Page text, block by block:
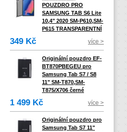
POUZDRO PRO
SAMSUNG TAB S6 Lite
10,4" 2020 SM-P610,SM-
P615 TRANSPARENTNÍ
349 Kč více >
Originální pouzdro EF-
BT870PBEGEU pro
Samsung Tab S7 / S8
11" SM-T870,SM-
T875/X706 černé
1 499 Kč více >
Originální pouzdro pro
Samsung Tab S7 11"